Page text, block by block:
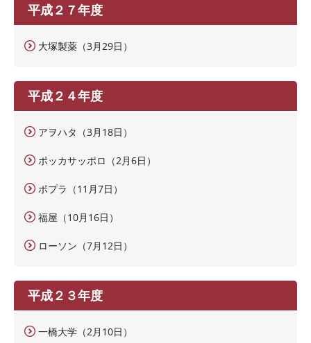
平成２７年度
大塚製薬（3月29日）
平成２４年度
アヲハタ（3月18日）
ポッカサッポロ（2月6日）
ポプラ（11月7日）
福屋（10月16日）
ローソン（7月12日）
平成２３年度
一橋大学（2月10日）